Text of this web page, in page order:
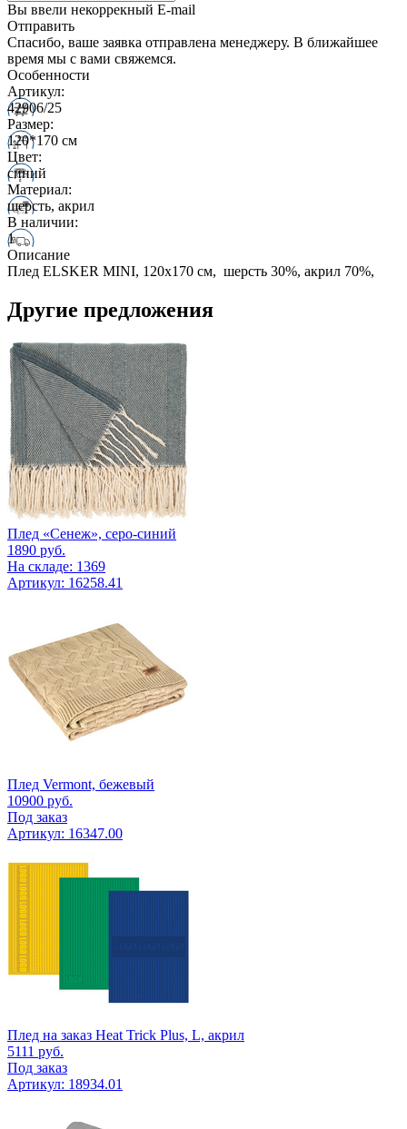
Вы ввели некоррекный E-mail
Отправить
Спасибо, ваше заявка отправлена менеджеру. В ближайшее
время мы с вами свяжемся.
Особенности
Артикул:
42906/25
Размер:
120*170 см
Цвет:
синий
Материал:
шерсть, акрил
В наличии:
1
Описание
Плед ELSKER MINI, 120х170 см, шерсть 30%, акрил 70%,
Другие предложения
Плед «Сенеж», серо-синий
1890 руб.
На складе: 1369
Артикул: 16258.41
Плед Vermont, бежевый
10900 руб.
Под заказ
Артикул: 16347.00
Плед на заказ Heat Trick Plus, L, акрил
5111 руб.
Под заказ
Артикул: 18934.01